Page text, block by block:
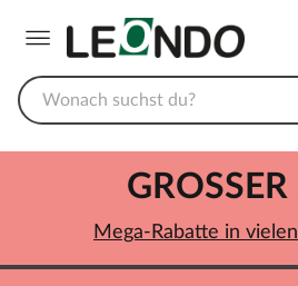
GROSSER
Mega-Rabatte in